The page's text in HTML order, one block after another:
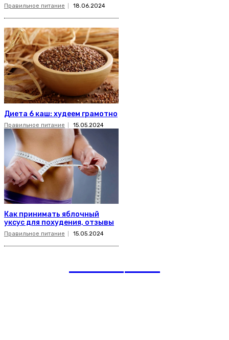
Правильное питание 18.06.2024
Диета 6 каш: худеем грамотно
Правильное питание 15.05.2024
Как принимать яблочный
уксус для похудения, отзывы
Правильное питание 15.05.2024